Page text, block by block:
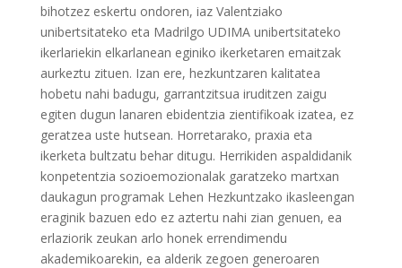
bihotzez eskertu ondoren, iaz Valentziako
unibertsitateko eta Madrilgo UDIMA unibertsitateko
ikerlariekin elkarlanean eginiko ikerketaren emaitzak
aurkeztu zituen. Izan ere, hezkuntzaren kalitatea
hobetu nahi badugu, garrantzitsua iruditzen zaigu
egiten dugun lanaren ebidentzia zientifikoak izatea, ez
geratzea uste hutsean. Horretarako, praxia eta
ikerketa bultzatu behar ditugu. Herrikiden aspaldidanik
konpetentzia sozioemozionalak garatzeko martxan
daukagun programak Lehen Hezkuntzako ikasleengan
eraginik bazuen edo ez aztertu nahi zian genuen, ea
erlaziorik zeukan arlo honek errendimendu
akademikoarekin, ea alderik zegoen generoaren